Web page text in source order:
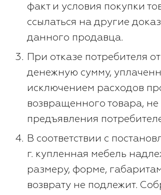
факт и условия покупки
ссылаться на другие
данного продавца.
При отказе потребителя
денежную сумму,
исключением расходов
возвращенного товара,
предъявления
В соответствии с
г. купленная мебель
размеру, форме,
возврату не подлежит.